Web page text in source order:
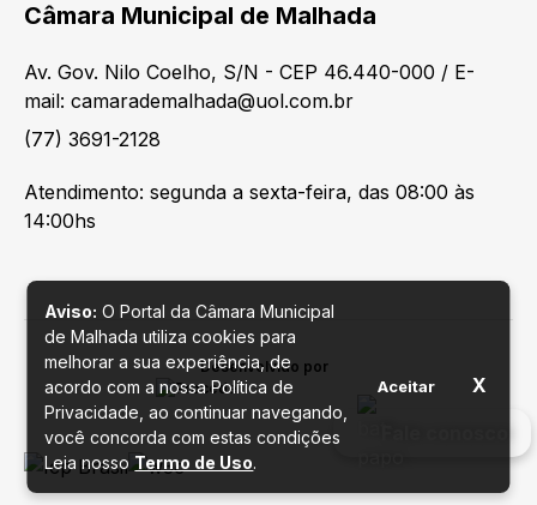
Câmara Municipal de Malhada
Av. Gov. Nilo Coelho, S/N - CEP 46.440-000 / E-
mail: camarademalhada@uol.com.br
(77) 3691-2128
Atendimento: segunda a sexta-feira, das 08:00 às
14:00hs
Desenvolvido por
Aviso: O Portal da Câmara Municipal
de Malhada utiliza cookies para
melhorar a sua experiência, de
acordo com a nossa Política de
Privacidade, ao continuar navegando,
você concorda com estas condições
Leia nossoTermo de Uso.
Aceitar X